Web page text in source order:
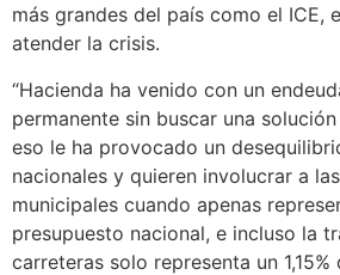
más grandes del país como el ICE,
atender la crisis.
“Hacienda ha venido con un
permanente sin buscar una
eso le ha provocado un
nacionales y quieren involucrar a
municipales cuando apenas
presupuesto nacional, e incluso la
carreteras solo representa un 1,15%